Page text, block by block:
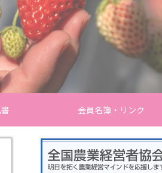
会員名簿・リンク